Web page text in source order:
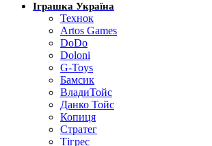
Іграшка Україна
Технок
Artos Games
DoDo
Doloni
G-Toys
Бамсик
ВладиТойс
Данко Тойс
Копиця
Стратег
Тігрес